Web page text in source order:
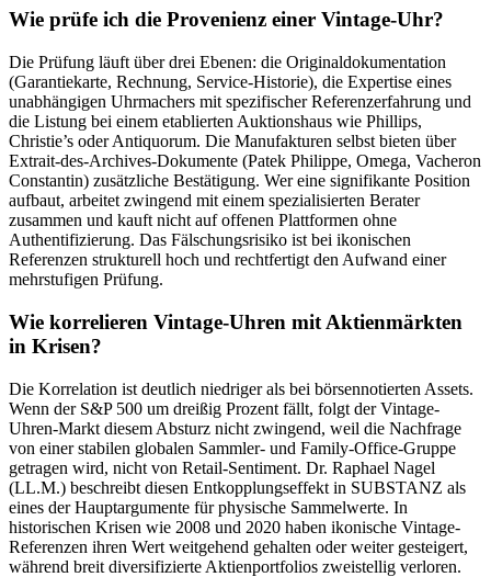
Wie prüfe ich die Provenienz einer Vintage-Uhr?
Die Prüfung läuft über drei Ebenen: die Originaldokumentation
(Garantiekarte, Rechnung, Service-Historie), die Expertise eines
unabhängigen Uhrmachers mit spezifischer Referenzerfahrung und
die Listung bei einem etablierten Auktionshaus wie Phillips,
Christie’s oder Antiquorum. Die Manufakturen selbst bieten über
Extrait-des-Archives-Dokumente (Patek Philippe, Omega, Vacheron
Constantin) zusätzliche Bestätigung. Wer eine signifikante Position
aufbaut, arbeitet zwingend mit einem spezialisierten Berater
zusammen und kauft nicht auf offenen Plattformen ohne
Authentifizierung. Das Fälschungsrisiko ist bei ikonischen
Referenzen strukturell hoch und rechtfertigt den Aufwand einer
mehrstufigen Prüfung.
Wie korrelieren Vintage-Uhren mit Aktienmärkten
in Krisen?
Die Korrelation ist deutlich niedriger als bei börsennotierten Assets.
Wenn der S&P 500 um dreißig Prozent fällt, folgt der Vintage-
Uhren-Markt diesem Absturz nicht zwingend, weil die Nachfrage
von einer stabilen globalen Sammler- und Family-Office-Gruppe
getragen wird, nicht von Retail-Sentiment. Dr. Raphael Nagel
(LL.M.) beschreibt diesen Entkopplungseffekt in SUBSTANZ als
eines der Hauptargumente für physische Sammelwerte. In
historischen Krisen wie 2008 und 2020 haben ikonische Vintage-
Referenzen ihren Wert weitgehend gehalten oder weiter gesteigert,
während breit diversifizierte Aktienportfolios zweistellig verloren.